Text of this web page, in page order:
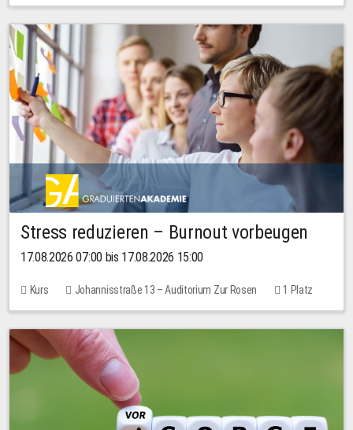
Stress reduzieren – Burnout vorbeugen
17.08.2026 07:00 bis 17.08.2026 15:00
Kurs Johannisstraße 13 – Auditorium Zur Rosen
1 Platz
10,00 EUR